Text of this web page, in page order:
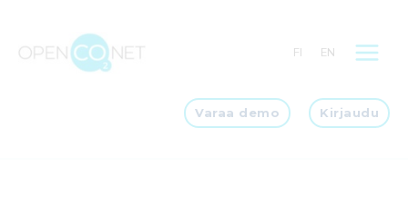
sisältöön
FI EN
Varaa demo Kirjaudu